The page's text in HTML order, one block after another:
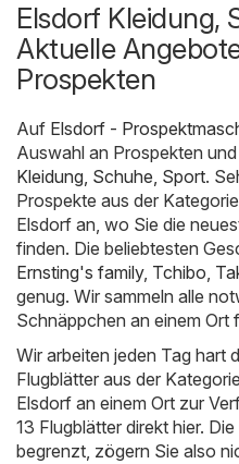
Elsdorf Kleidung,
Aktuelle
Prospekten
Auf Elsdorf -
Auswahl an Prospekten
Kleidung, Schuhe, Sport.
Prospekte aus der
Elsdorf an, wo Sie die
finden. Die beliebtesten
Ernsting's family, Tchibo,
genug. Wir sammeln alle
Schnäppchen an einem Ort
Wir arbeiten jeden Tag hart
Flugblätter aus der
Elsdorf an einem Ort zur
13 Flugblätter direkt hier.
begrenzt, zögern Sie also